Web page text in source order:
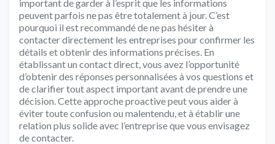
important de garder à l’esprit que les informations
peuvent parfois ne pas être totalement à jour. C’est
pourquoi il est recommandé de ne pas hésiter à
contacter directement les entreprises pour confirmer les
détails et obtenir des informations précises. En
établissant un contact direct, vous avez l’opportunité
d’obtenir des réponses personnalisées à vos questions et
de clarifier tout aspect important avant de prendre une
décision. Cette approche proactive peut vous aider à
éviter toute confusion ou malentendu, et à établir une
relation plus solide avec l’entreprise que vous envisagez
de contacter.